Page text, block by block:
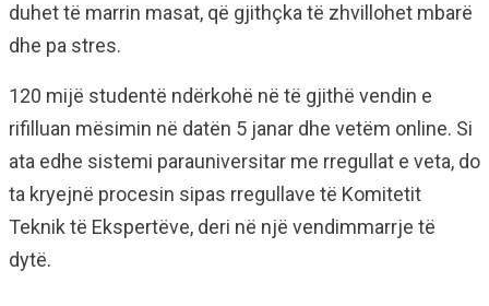
duhet të marrin masat, që gjithçka të zhvillohet mbarë
dhe pa stres.
120 mijë studentë ndërkohë në të gjithë vendin e
rifilluan mësimin në datën 5 janar dhe vetëm online. Si
ata edhe sistemi parauniversitar me rregullat e veta, do
ta kryejnë procesin sipas rregullave të Komitetit
Teknik të Ekspertëve, deri në një vendimmarrje të
dytë.